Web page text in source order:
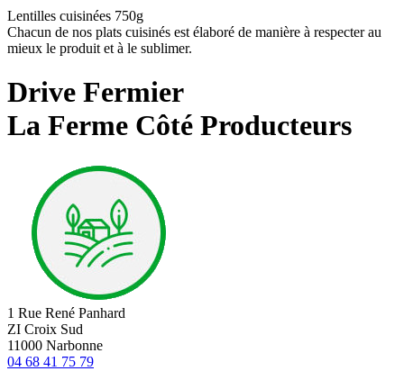
Lentilles cuisinées 750g
Chacun de nos plats cuisinés est élaboré de manière à respecter au
mieux le produit et à le sublimer.
Drive Fermier
La Ferme Côté Producteurs
1 Rue René Panhard
ZI Croix Sud
11000 Narbonne
04 68 41 75 79